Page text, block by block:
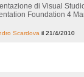
di Visual
Foundation 4
Scardova il 21/4/2010